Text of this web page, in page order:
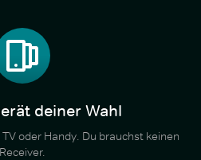
deiner Wahl
oder Handy. Du brauchst keinen
Receiver.